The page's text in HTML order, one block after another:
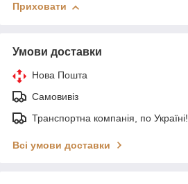
Приховати
Умови доставки
Нова Пошта
Самовивіз
Транспортна компанія, по Україні!
Всі умови доставки